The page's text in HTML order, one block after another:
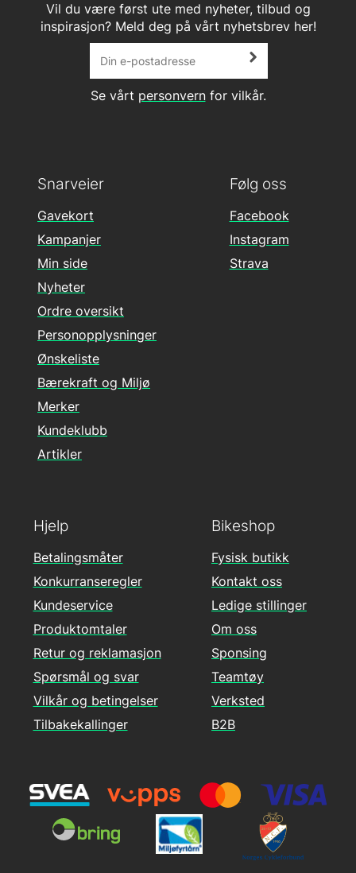
Vil du være først ute med nyheter, tilbud og
inspirasjon? Meld deg på vårt nyhetsbrev her!
Se vårt personvernfor vilkår.
Følg oss
Facebook
Instagram
Strava
Hjelp
Betalingsmåter
Konkurranseregler
Kundeservice
Produktomtaler
Retur og reklamasjon
Spørsmål og svar
Vilkår og betingelser
Tilbakekallinger
Snarveier
Gavekort
Kampanjer
Min side
Nyheter
Ordre oversikt
Personopplysninger
Ønskeliste
Bærekraft og Miljø
Merker
Kundeklubb
Artikler
Bikeshop
Fysisk butikk
Kontakt oss
Ledige stillinger
Om oss
Sponsing
Teamtøy
Verksted
B2B